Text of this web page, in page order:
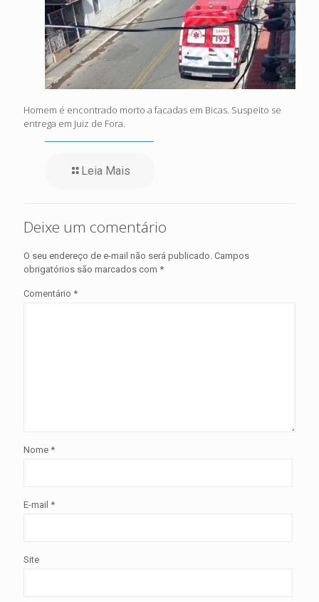
Homem é encontrado morto a facadas em Bicas. Suspeito se
entrega em Juiz de Fora.
Leia Mais
Deixe um comentário
O seu endereço de e-mail não será publicado. Campos
obrigatórios são marcados com *
Comentário *
Nome *
E-mail *
Site